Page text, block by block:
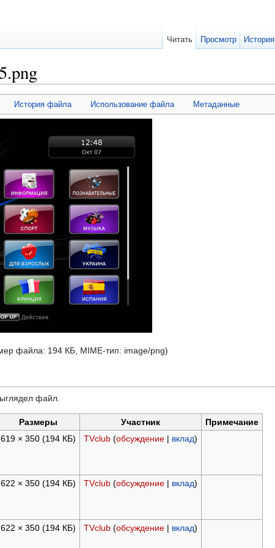
История файла Использование файла Метаданные
файла: 194 КБ, MIME-тип: image/png)
файл.
Размеры Участник
Примечание
619 × 350 (194 КБ) TVclub (обсуждение| вклад)
622 × 350 (194 КБ) TVclub (обсуждение| вклад)
622 × 350 (194 КБ) TVclub (обсуждение| вклад)
Читать Просмотр История